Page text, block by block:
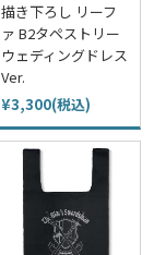
描き下ろし リーフ
ァ B2タペストリー
ウェディングドレス
Ver.
¥3,300(税込)